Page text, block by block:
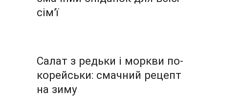
сім’ї
Салат з редьки і моркви по-
корейськи: смачний рецепт
на зиму